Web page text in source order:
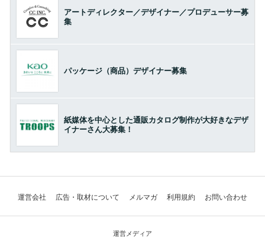
アートディレクター／デザイナー／プロデューサー募
集
パッケージ（商品）デザイナー募集
紙媒体を中心とした通販カタログ制作が大好きなデザ
イナーさん大募集！
運営会社 広告・取材について メルマガ 利用規約 お問い合わせ
運営メディア